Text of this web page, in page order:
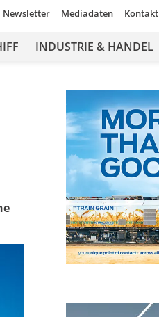
Newsletter Mediadaten Kontakt
INDUSTRIE & HANDEL